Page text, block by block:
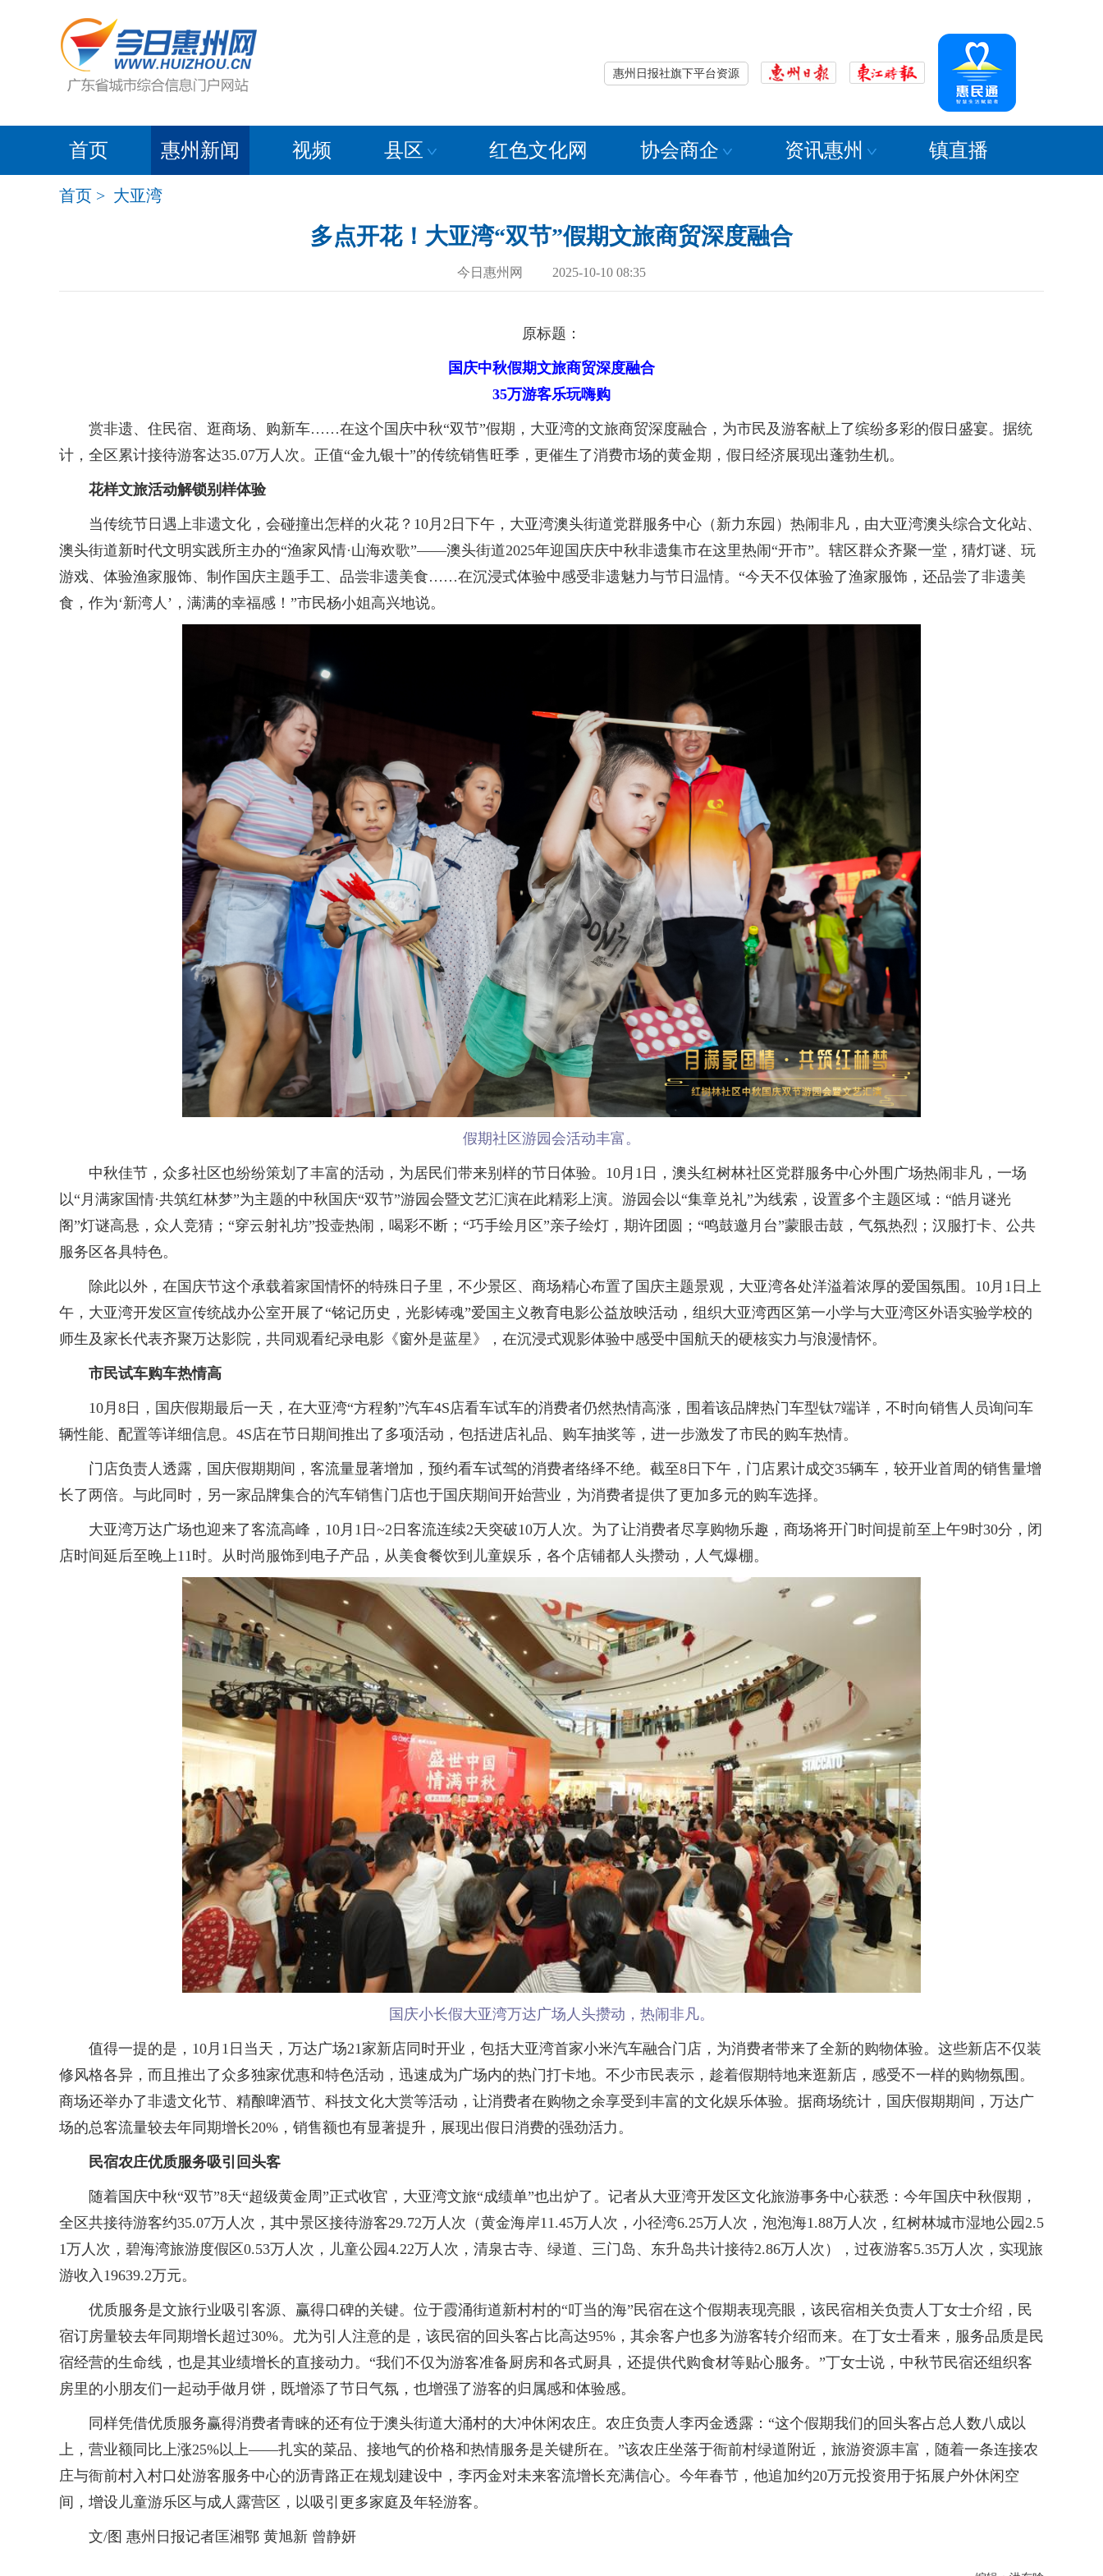
惠州日报社旗下平台资源
首页 惠州新闻 视频 县区 红色文化网 协会商企 资讯惠州 镇直播
首页 > 大亚湾
多点开花！大亚湾“双节”假期文旅商贸深度融合
今日惠州网 2025-10-10 08:35
原标题：
国庆中秋假期文旅商贸深度融合
35万游客乐玩嗨购
赏非遗、住民宿、逛商场、购新车……在这个国庆中秋“双节”假期，大亚湾的文旅商贸深度融合，为市民及游客献上了缤纷多彩的假日盛宴。据统
计，全区累计接待游客达35.07万人次。正值“金九银十”的传统销售旺季，更催生了消费市场的黄金期，假日经济展现出蓬勃生机。
花样文旅活动解锁别样体验
当传统节日遇上非遗文化，会碰撞出怎样的火花？10月2日下午，大亚湾澳头街道党群服务中心（新力东园）热闹非凡，由大亚湾澳头综合文化站、
澳头街道新时代文明实践所主办的“渔家风情·山海欢歌”——澳头街道2025年迎国庆庆中秋非遗集市在这里热闹“开市”。辖区群众齐聚一堂，猜灯谜、玩
游戏、体验渔家服饰、制作国庆主题手工、品尝非遗美食……在沉浸式体验中感受非遗魅力与节日温情。“今天不仅体验了渔家服饰，还品尝了非遗美
食，作为‘新湾人’，满满的幸福感！”市民杨小姐高兴地说。
假期社区游园会活动丰富。
中秋佳节，众多社区也纷纷策划了丰富的活动，为居民们带来别样的节日体验。10月1日，澳头红树林社区党群服务中心外围广场热闹非凡，一场
以“月满家国情·共筑红林梦”为主题的中秋国庆“双节”游园会暨文艺汇演在此精彩上演。游园会以“集章兑礼”为线索，设置多个主题区域：“皓月谜光
阁”灯谜高悬，众人竞猜；“穿云射礼坊”投壶热闹，喝彩不断；“巧手绘月区”亲子绘灯，期许团圆；“鸣鼓邀月台”蒙眼击鼓，气氛热烈；汉服打卡、公共
服务区各具特色。
除此以外，在国庆节这个承载着家国情怀的特殊日子里，不少景区、商场精心布置了国庆主题景观，大亚湾各处洋溢着浓厚的爱国氛围。10月1日上
午，大亚湾开发区宣传统战办公室开展了“铭记历史，光影铸魂”爱国主义教育电影公益放映活动，组织大亚湾西区第一小学与大亚湾区外语实验学校的
师生及家长代表齐聚万达影院，共同观看纪录电影《窗外是蓝星》，在沉浸式观影体验中感受中国航天的硬核实力与浪漫情怀。
市民试车购车热情高
10月8日，国庆假期最后一天，在大亚湾“方程豹”汽车4S店看车试车的消费者仍然热情高涨，围着该品牌热门车型钛7端详，不时向销售人员询问车
辆性能、配置等详细信息。4S店在节日期间推出了多项活动，包括进店礼品、购车抽奖等，进一步激发了市民的购车热情。
门店负责人透露，国庆假期期间，客流量显著增加，预约看车试驾的消费者络绎不绝。截至8日下午，门店累计成交35辆车，较开业首周的销售量增
长了两倍。与此同时，另一家品牌集合的汽车销售门店也于国庆期间开始营业，为消费者提供了更加多元的购车选择。
大亚湾万达广场也迎来了客流高峰，10月1日~2日客流连续2天突破10万人次。为了让消费者尽享购物乐趣，商场将开门时间提前至上午9时30分，闭
店时间延后至晚上11时。从时尚服饰到电子产品，从美食餐饮到儿童娱乐，各个店铺都人头攒动，人气爆棚。
国庆小长假大亚湾万达广场人头攒动，热闹非凡。
值得一提的是，10月1日当天，万达广场21家新店同时开业，包括大亚湾首家小米汽车融合门店，为消费者带来了全新的购物体验。这些新店不仅装
修风格各异，而且推出了众多独家优惠和特色活动，迅速成为广场内的热门打卡地。不少市民表示，趁着假期特地来逛新店，感受不一样的购物氛围。
商场还举办了非遗文化节、精酿啤酒节、科技文化大赏等活动，让消费者在购物之余享受到丰富的文化娱乐体验。据商场统计，国庆假期期间，万达广
场的总客流量较去年同期增长20%，销售额也有显著提升，展现出假日消费的强劲活力。
民宿农庄优质服务吸引回头客
随着国庆中秋“双节”8天“超级黄金周”正式收官，大亚湾文旅“成绩单”也出炉了。记者从大亚湾开发区文化旅游事务中心获悉：今年国庆中秋假期，
全区共接待游客约35.07万人次，其中景区接待游客29.72万人次（黄金海岸11.45万人次，小径湾6.25万人次，泡泡海1.88万人次，红树林城市湿地公园2.5
1万人次，碧海湾旅游度假区0.53万人次，儿童公园4.22万人次，清泉古寺、绿道、三门岛、东升岛共计接待2.86万人次），过夜游客5.35万人次，实现旅
游收入19639.2万元。
优质服务是文旅行业吸引客源、赢得口碑的关键。位于霞涌街道新村村的“叮当的海”民宿在这个假期表现亮眼，该民宿相关负责人丁女士介绍，民
宿订房量较去年同期增长超过30%。尤为引人注意的是，该民宿的回头客占比高达95%，其余客户也多为游客转介绍而来。在丁女士看来，服务品质是民
宿经营的生命线，也是其业绩增长的直接动力。“我们不仅为游客准备厨房和各式厨具，还提供代购食材等贴心服务。”丁女士说，中秋节民宿还组织客
房里的小朋友们一起动手做月饼，既增添了节日气氛，也增强了游客的归属感和体验感。
同样凭借优质服务赢得消费者青睐的还有位于澳头街道大涌村的大冲休闲农庄。农庄负责人李丙金透露：“这个假期我们的回头客占总人数八成以
上，营业额同比上涨25%以上——扎实的菜品、接地气的价格和热情服务是关键所在。”该农庄坐落于衙前村绿道附近，旅游资源丰富，随着一条连接农
庄与衙前村入村口处游客服务中心的沥青路正在规划建设中，李丙金对未来客流增长充满信心。今年春节，他追加约20万元投资用于拓展户外休闲空
间，增设儿童游乐区与成人露营区，以吸引更多家庭及年轻游客。
文/图 惠州日报记者匡湘鄂 黄旭新 曾静妍